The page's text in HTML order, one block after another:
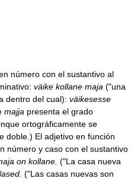
número con el sustantivo al
väike kollane maja ("una
dentro del cual): väikesesse
majja presenta el grado
ortográficamente se
doble.) El adjetivo en función
número y caso con el sustantivo
on kollane. ("La casa nueva
("Las casas nuevas son